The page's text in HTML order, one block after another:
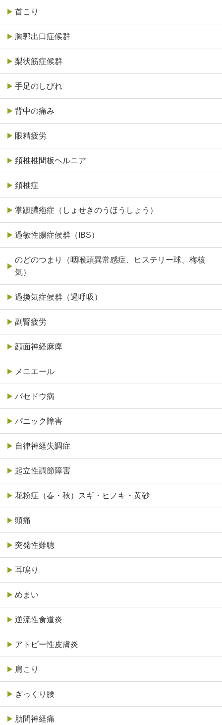
首こり
胸郭出口症候群
梨状筋症候群
手足のしびれ
背中の痛み
眼精疲労
頚椎椎間板ヘルニア
頚椎症
掌蹠膿疱症（しょせきのうほうしょう）
過敏性腸症候群（IBS）
のどのつまり（咽喉頭異常感症、ヒステリー球、梅核
気）
過換気症候群（過呼吸）
副腎疲労
顔面神経麻痺
メニエール
バセドウ病
パニック障害
自律神経失調症
起立性調節障害
花粉症（春・秋）スギ・ヒノキ・黄砂
頭痛
突発性難聴
耳鳴り
めまい
逆流性食道炎
アトピー性皮膚炎
肩こり
ぎっくり腰
肋間神経痛